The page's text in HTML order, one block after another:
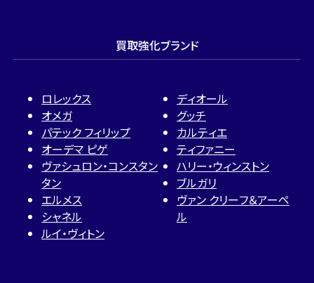
買取強化ブランド
ロレックス
オメガ
パテック フィリップ
オーデマ ピゲ
ヴァシュロン・コンスタン
タン
エルメス
シャネル
ルイ・ヴィトン
ディオール
グッチ
カルティエ
ティファニー
ハリー・ウィンストン
ブルガリ
ヴァン クリーフ＆アーペ
ル